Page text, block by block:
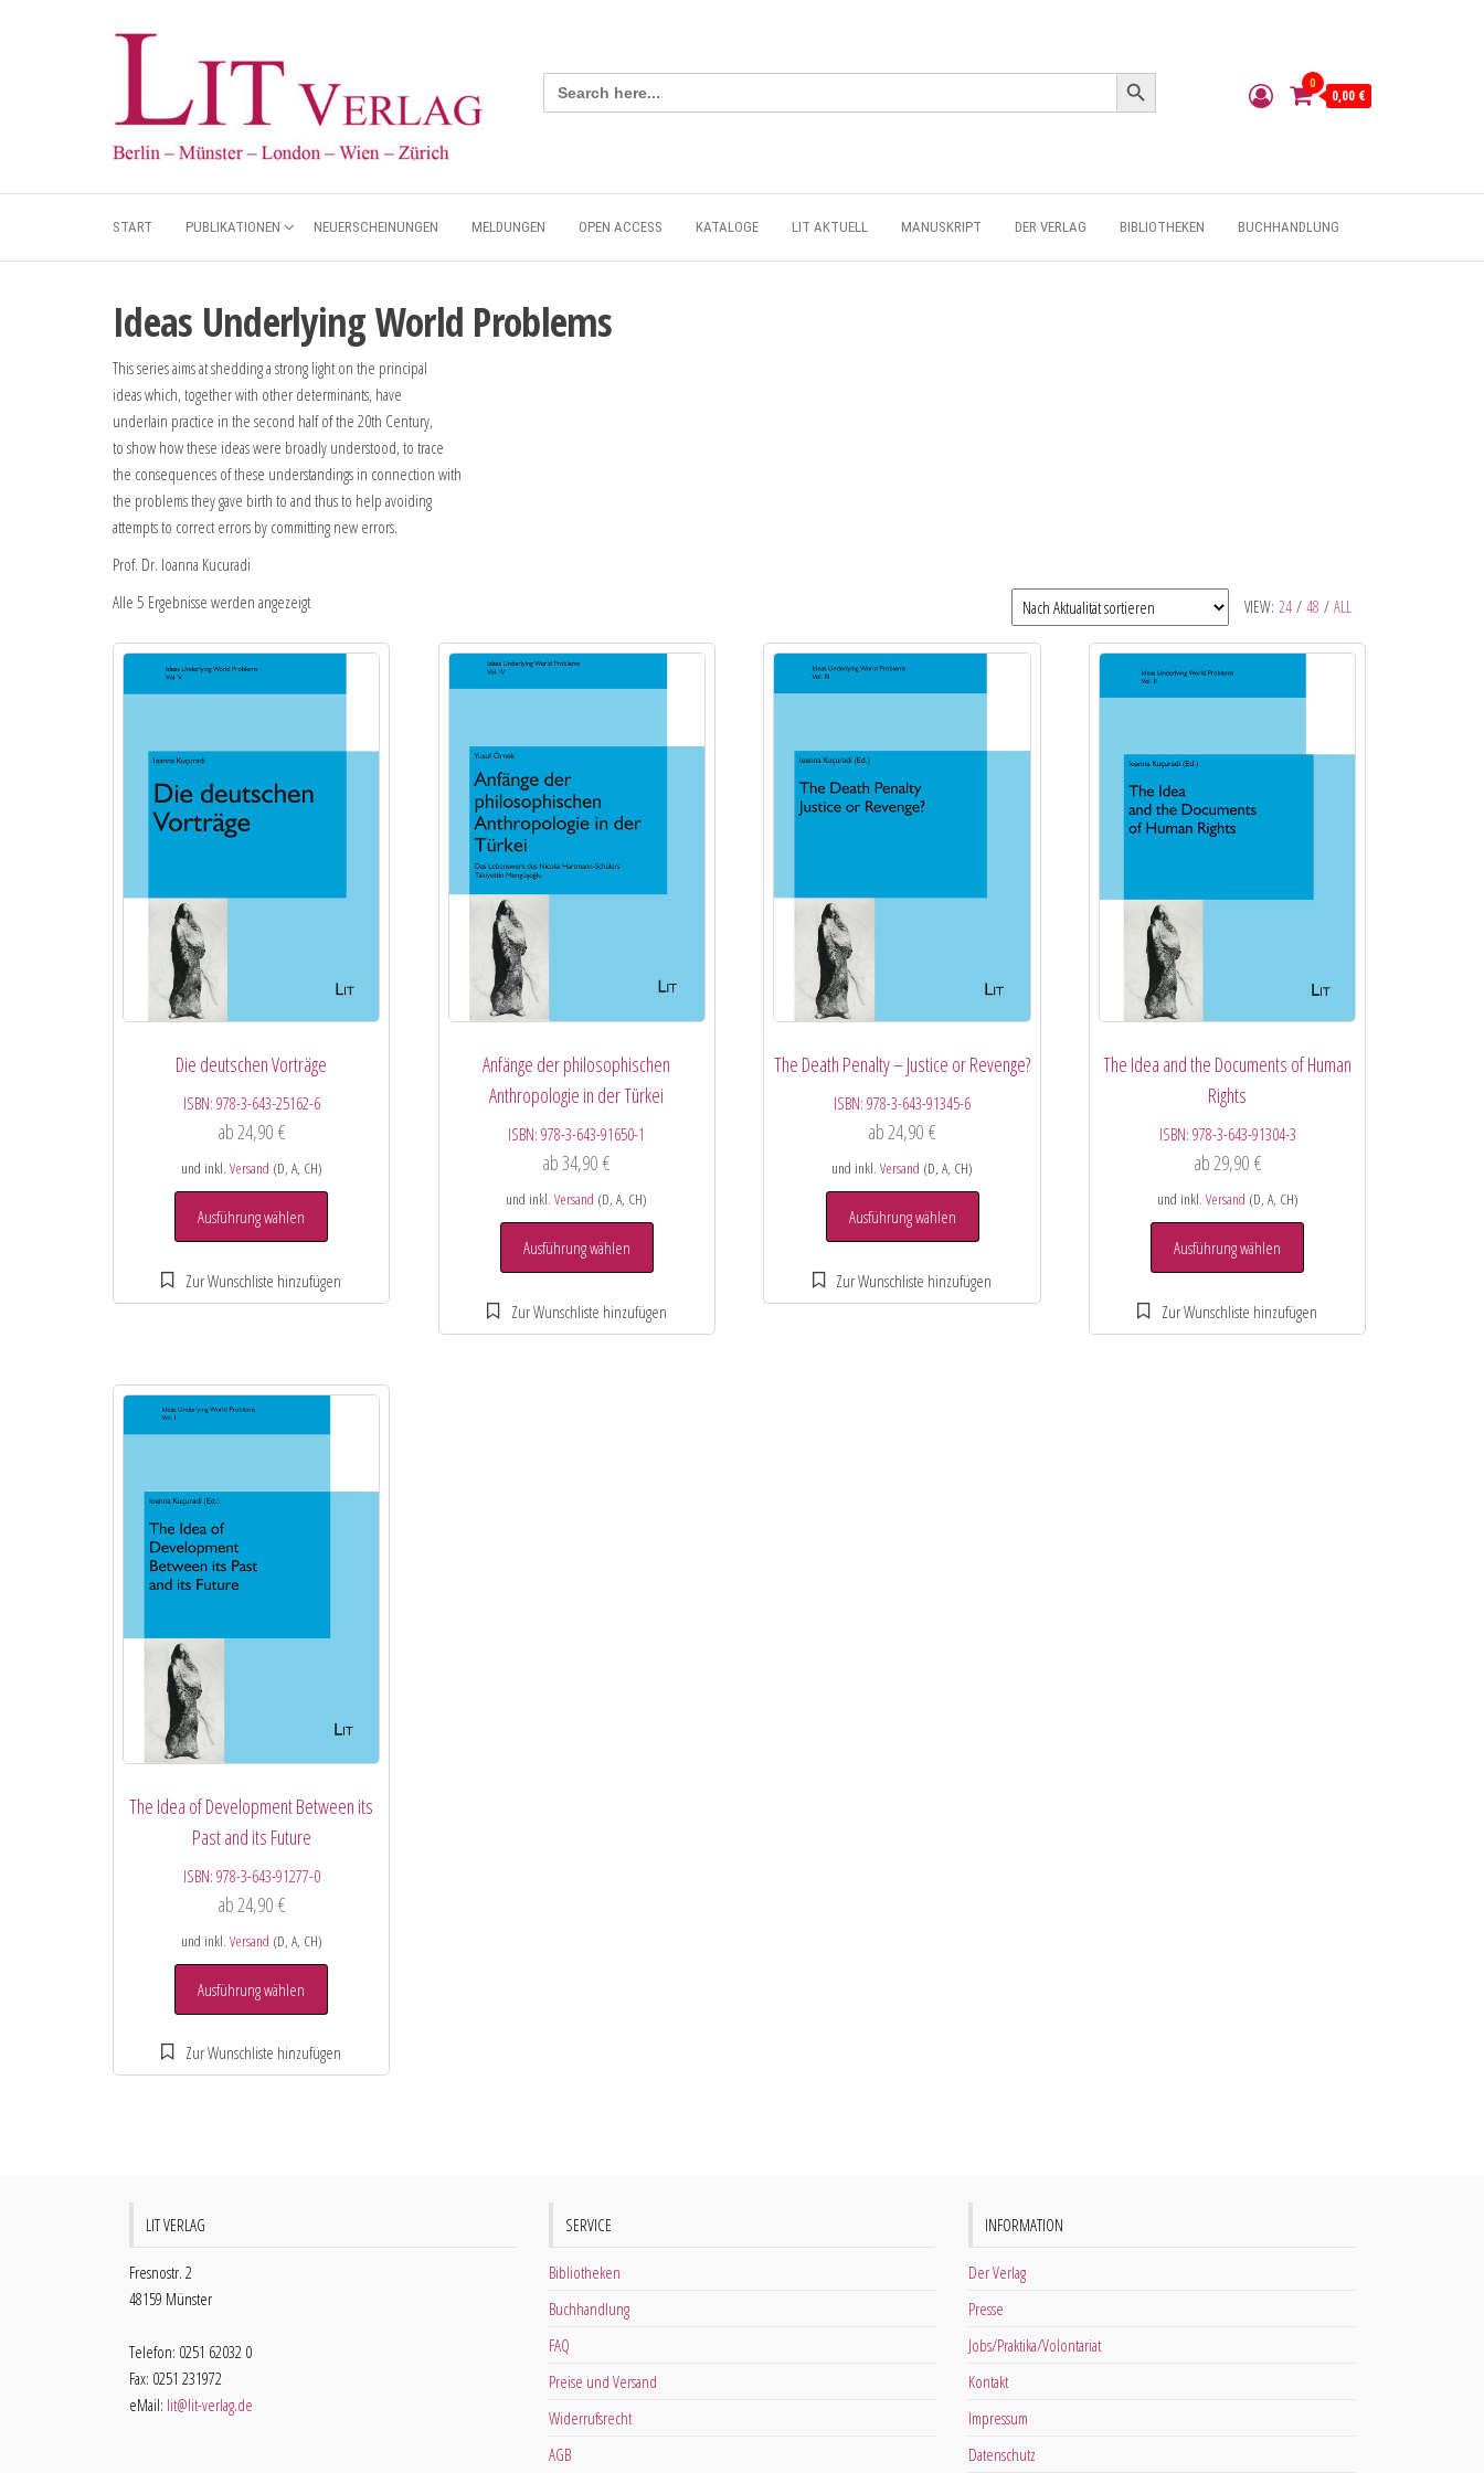
Search
for:
Search Button
0
0,00 €
START PUBLIKATIONEN NEUERSCHEINUNGEN MELDUNGEN OPEN ACCESS KATALOGE LIT AKTUELL MANUSKRIPT DER VERLAG BIBLIOTHEKEN BUCHHANDLUNG
Ideas Underlying World Problems
This series aims at shedding a strong light on the principal
ideas which, together with other determinants, have
underlain practice in the second half of the 20th Century,
to show how these ideas were broadly understood, to trace
the consequences of these understandings in connection with
the problems they gave birth to and thus to help avoiding
attempts to correct errors by committing new errors.
Prof. Dr. Ioanna Kucuradi
VIEW: 24 / 48 / ALL
Alle 5 Ergebnisse werden angezeigt
Die deutschen Vorträge
ISBN: 978-3-643-25162-6
ab24,90 €
und inkl. Versand (D, A, CH)
Ausführung wählen
Anfänge der philosophischen
Anthropologie in der Türkei
ISBN:978-3-643-91650-1
ab34,90€
und inkl.Versand (D, A, CH)
Ausführung wählen
The Death Penalty – Justice or Revenge?
ISBN:978-3-643-91345-6
ab24,90€
und inkl.Versand (D, A, CH)
Ausführung wählen
The Idea and the Documents of Human
Rights
ISBN: 978-3-643-91304-3
ab29,90 €
und inkl. Versand (D, A, CH)
Ausführung wählen
The Idea of Development Between its
Past and its Future
ISBN: 978-3-643-91277-0
ab 24,90 €
und inkl. Versand (D, A, CH)
Ausführung wählen
LIT VERLAG
Fresnostr. 2
48159 Münster
Telefon: 0251 62032 0
Fax: 0251 231972
eMail: lit@lit-verlag.de
SERVICE
Bibliotheken
Buchhandlung
FAQ
Preise und Versand
Widerrufsrecht
AGB
INFORMATION
Der Verlag
Presse
Jobs/Praktika/Volontariat
Kontakt
Impressum
Datenschutz